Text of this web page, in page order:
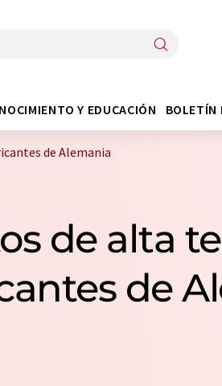
Y EDUCACIÓN BOLETÍN
de Alemania
de alta
de